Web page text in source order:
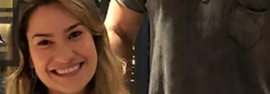
Independente da beleza e a estética única dos produtos da HS
Design, a segurança é um fator extremamente importante em
nossos...